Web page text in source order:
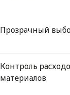
Прозрачный
Контроль
материалов